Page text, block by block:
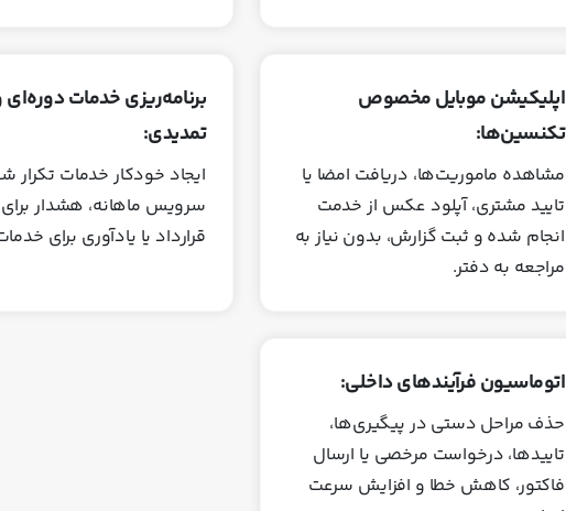
اپلیکیشن موبایل مخصوص
تکنسین‌ها:
مشاهده ماموریت‌ها، دریافت امضا یا
تایید مشتری، آپلود عکس از خدمت
انجام‌ شده و ثبت گزارش، بدون نیاز به
مراجعه به دفتر.
برنامه‌ریزی خدمات دوره‌ای
تمدیدی:
ایجاد خودکار خدمات تکرار
سرویس ماهانه، هشدار
قرارداد یا یادآوری برای
اتوماسیون فرآیندهای داخلی:
حذف مراحل دستی در پیگیری‌ها،
تاییدها، درخواست مرخصی یا ارسال
فاکتور، کاهش خطا و افزایش سرعت